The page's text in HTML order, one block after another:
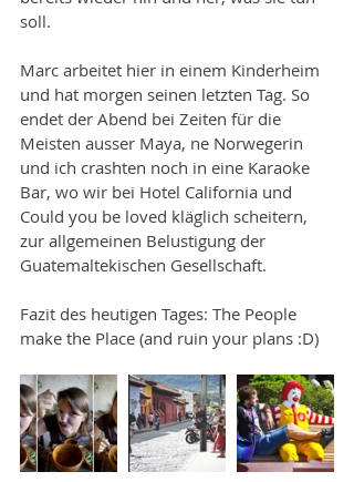
soll.
Marc arbeitet hier in einem Kinderheim
und hat morgen seinen letzten Tag. So
endet der Abend bei Zeiten für die
Meisten ausser Maya, ne Norwegerin
und ich crashten noch in eine Karaoke
Bar, wo wir bei Hotel California und
Could you be loved kläglich scheitern,
zur allgemeinen Belustigung der
Guatemaltekischen Gesellschaft.
Fazit des heutigen Tages: The People
make the Place (and ruin your plans :D)